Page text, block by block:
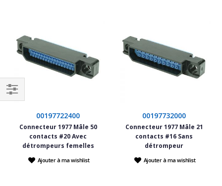
00197722400
Connecteur 1977 Mâle 50
contacts #20 Avec
détrompeurs femelles
Ajouter à ma wishlist
00197732000
Connecteur 1977 Mâle 21
contacts #16 Sans
détrompeur
Ajouter à ma wishlist
Filtrer